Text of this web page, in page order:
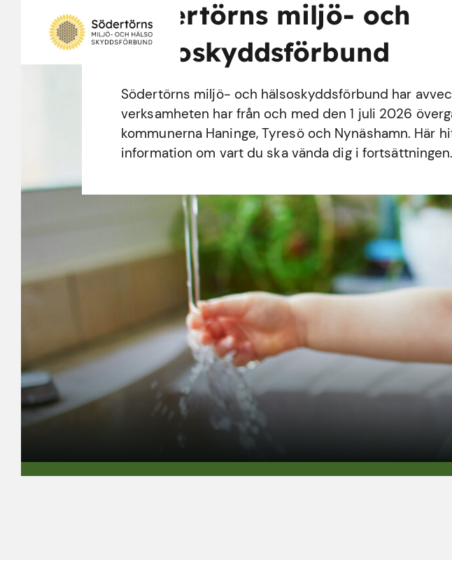
Södertörns miljö- och
hälsoskyddsförbund
Södertörns miljö- och hälsoskyddsförbund har
verksamheten har från och med den 1 juli 2026
kommunerna Haninge, Tyresö och Nynäshamn. Här
information om vart du ska vända dig i fortsättningen.